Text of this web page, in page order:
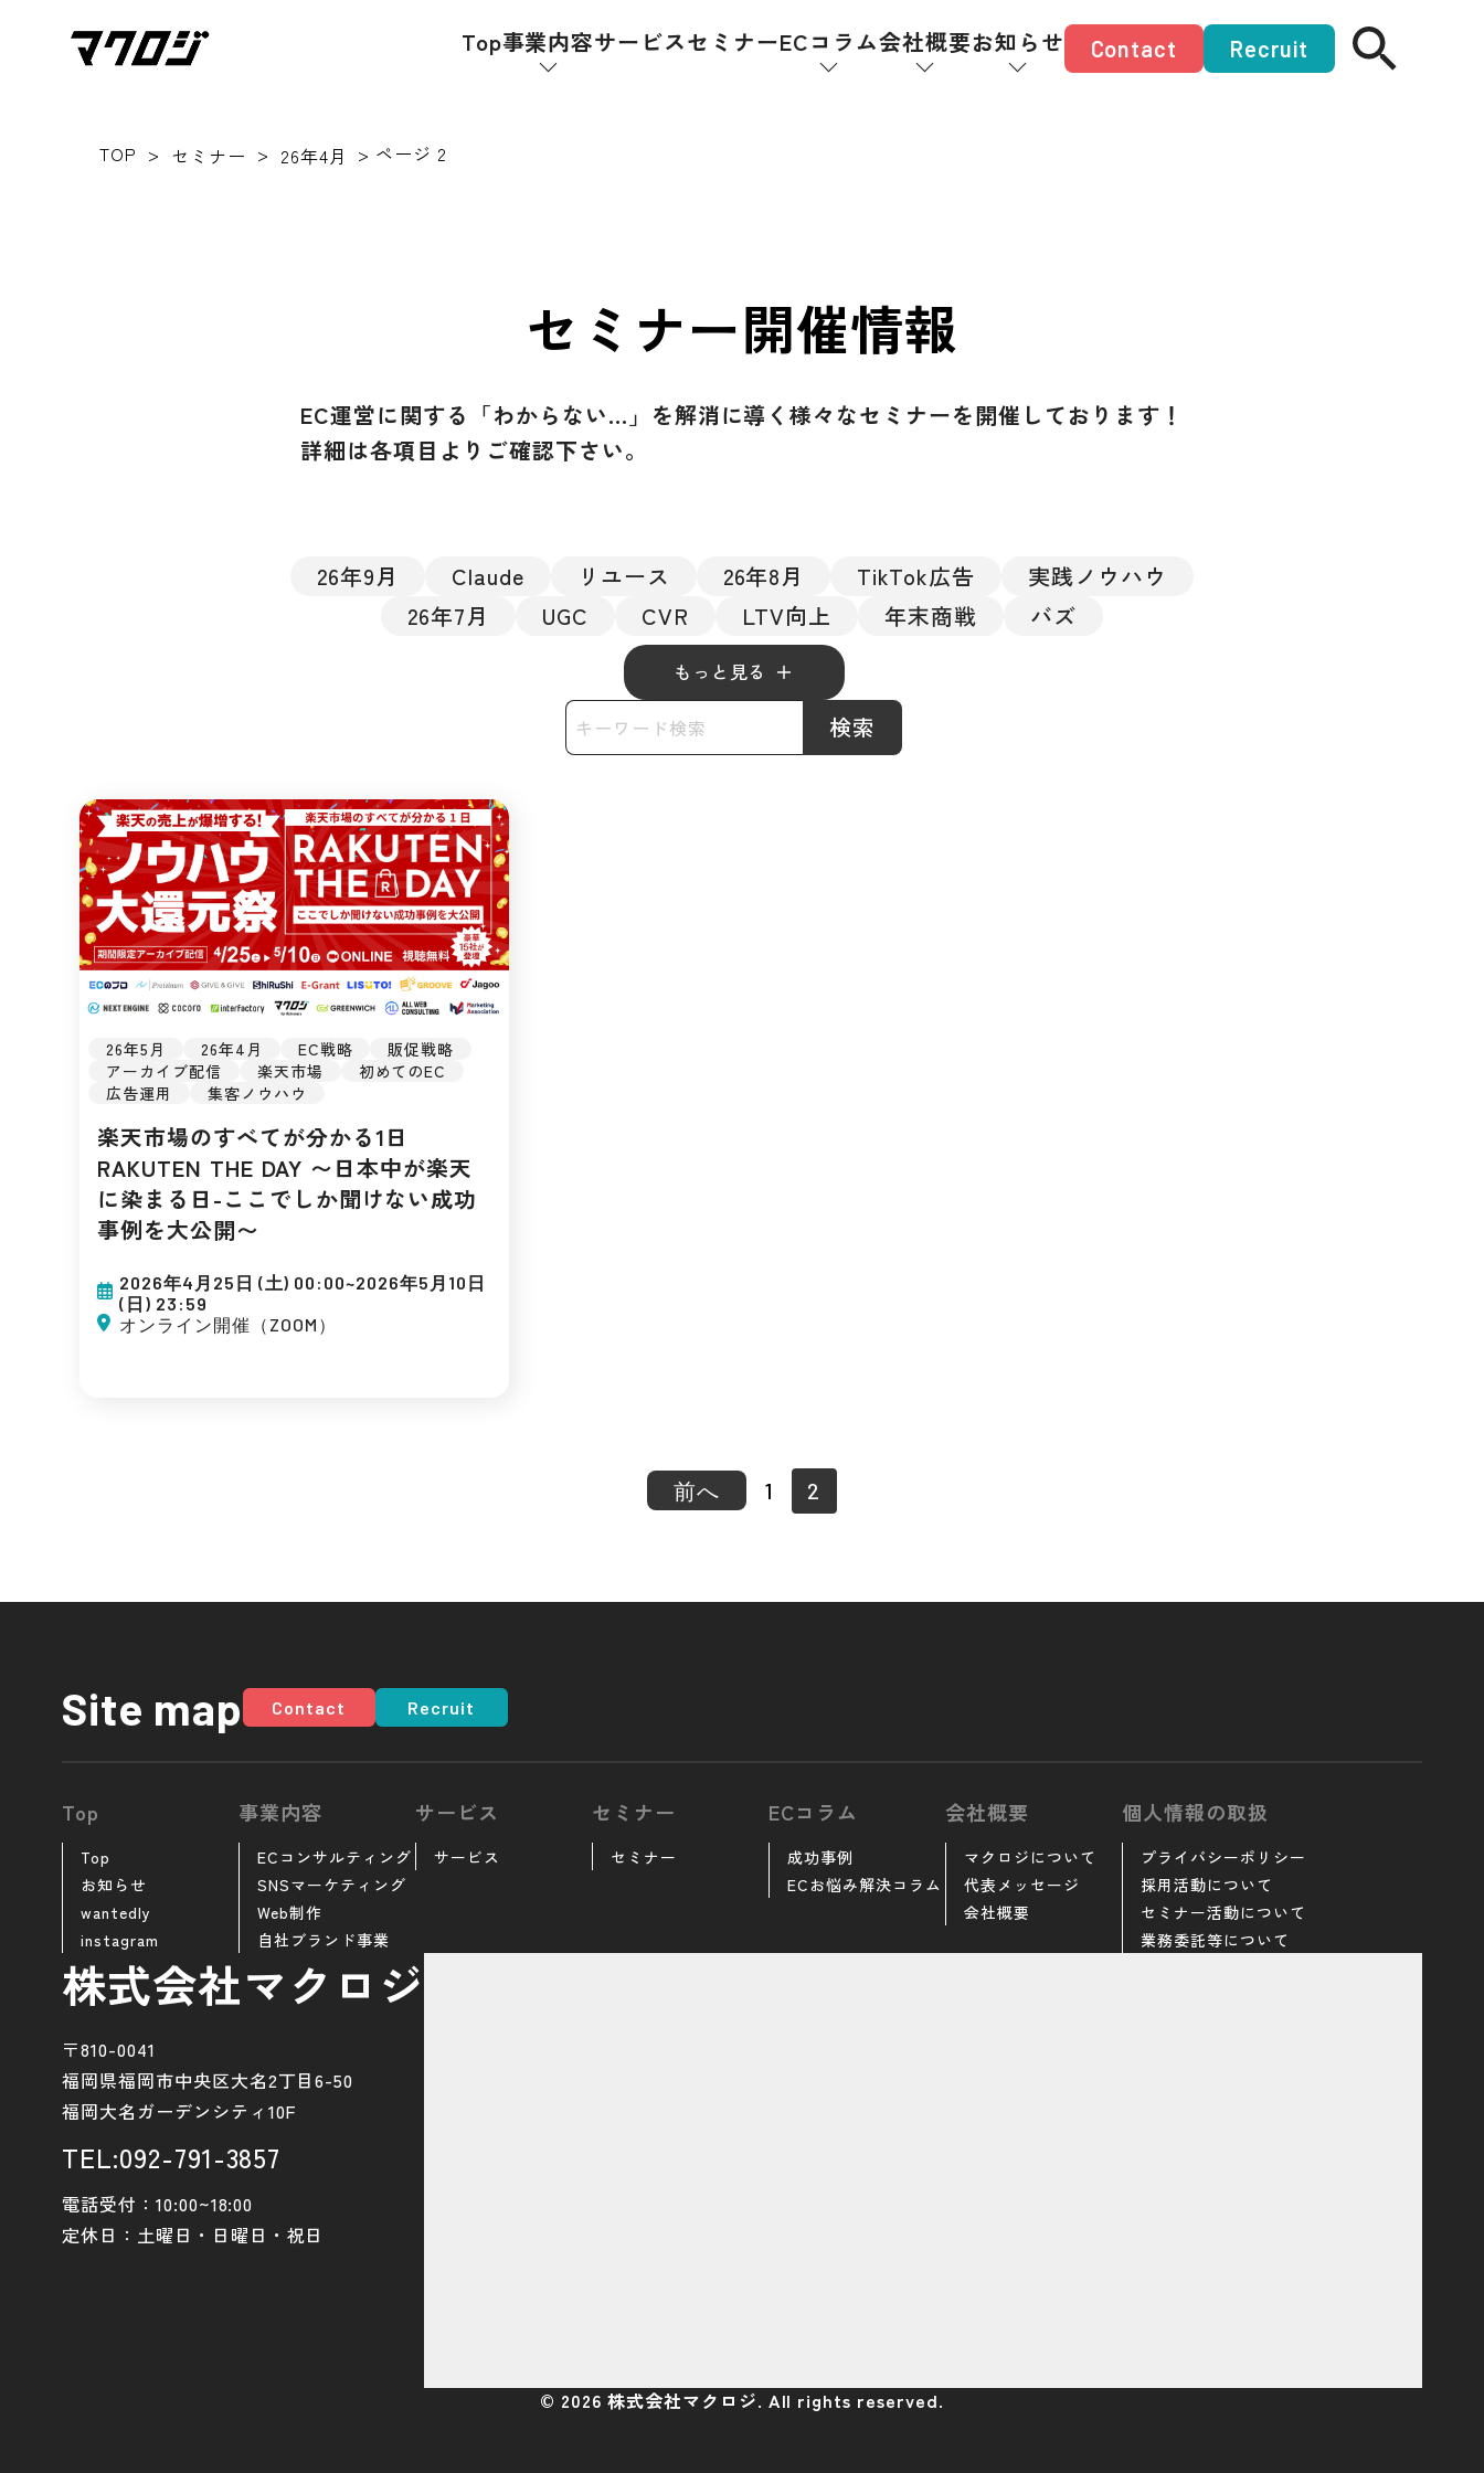
Top事業内容サービスセミナーECコラム会社概要お知らせ Contact Recruit
TOP > セミナー > 26年4月 > ページ 2
セミナー開催情報
EC運営に関する「わからない…」を解消に導く様々なセミナーを開催しております！
詳細は各項目よりご確認下さい。
26年9月 Claude リユース 26年8月 TikTok広告
実践ノウハウ
26年7月
UGC CVR LTV向上 年末商戦 バズ
もっと見る
検索
26年5月 26年4月 EC戦略
販促戦略
アーカイブ配信
楽天市場
初めてのEC
広告運用
集客ノウハウ
楽天市場のすべてが分かる1日
RAKUTEN THE DAY 〜日本中が楽天
に染まる日-ここでしか聞けない成功
事例を大公開〜
2026年4月25日 (土) 00:00~2026年5月10日
(日) 23:59
オンライン開催（ZOOM）
前へ 1 2
Site map Contact Recruit
Top
Top
お知らせ
wantedly
instagram
事業内容
ECコンサルティング
SNSマーケティング
Web制作
自社ブランド事業
サービス
サービス
セミナー
セミナー
ECコラム
成功事例
ECお悩み解決コラム
会社概要
マクロジについて
代表メッセージ
会社概要
個人情報の取扱
プライバシーポリシー
採用活動について
セミナー活動について
業務委託等について
株式会社マクロジ
〒810-0041
福岡県福岡市中央区大名2丁目6-50
福岡大名ガーデンシティ10F
TEL:092-791-3857
電話受付：10:00~18:00
定休日：土曜日・日曜日・祝日
© 2026 株式会社マクロジ. All rights reserved.